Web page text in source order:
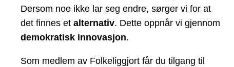
Dersom noe ikke lar seg endre, sørger vi for at
det finnes et alternativ. Dette oppnår vi gjennom
demokratisk innovasjon.
Som medlem av Folkeliggjort får du tilgang til